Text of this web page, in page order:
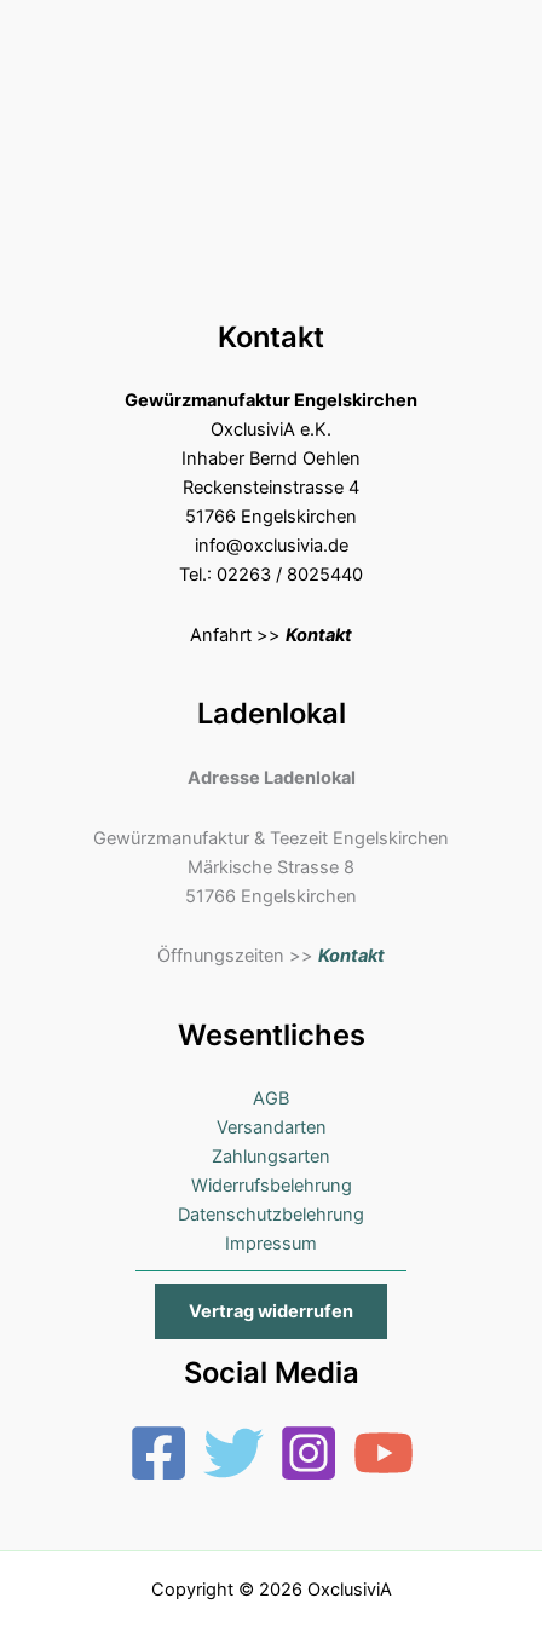
Kontakt
Gewürzmanufaktur Engelskirchen
OxclusiviA e.K.
Inhaber Bernd Oehlen
Reckensteinstrasse 4
51766 Engelskirchen
info@oxclusivia.de
Tel.: 02263 / 8025440
Anfahrt >> Kontakt
Ladenlokal
Adresse Ladenlokal
Gewürzmanufaktur & Teezeit Engelskirchen
Märkische Strasse 8
51766 Engelskirchen
Öffnungszeiten >> Kontakt
Wesentliches
AGB
Versandarten
Zahlungsarten
Widerrufsbelehrung
Datenschutzbelehrung
Impressum
Vertrag widerrufen
Social Media
Copyright © 2026 OxclusiviA